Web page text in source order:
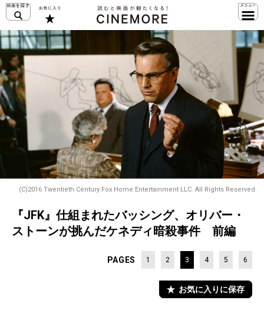
(C)2016 Twentieth Century Fox Home Entertainment LLC. All Rights Reserved.
『JFK』仕組まれたバッシング、オリバー・
ストーンが挑んだケネディ暗殺事件 前編
PAGES 1 2 3 4 5 6
お気に入りに保存